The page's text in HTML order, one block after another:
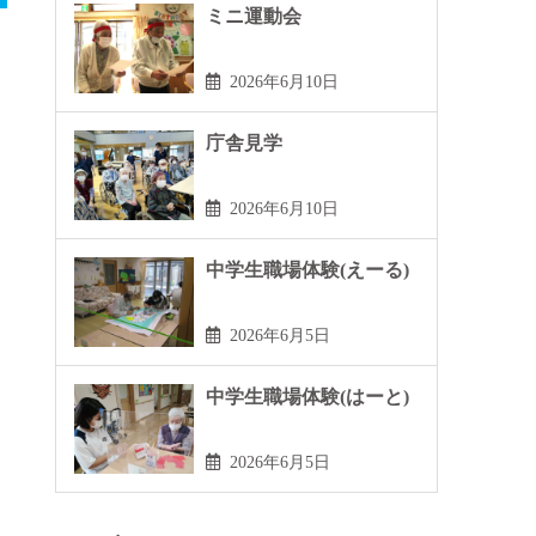
ミニ運動会
2026年6月10日
庁舎見学
2026年6月10日
中学生職場体験(えーる)
2026年6月5日
中学生職場体験(はーと)
2026年6月5日